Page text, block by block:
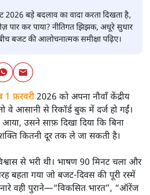
2026 बड़े बदलाव का वादा करता दिखता है,
पार कर पाया? नीतिगत झिझक, अधूरे सुधार
बजट की आलोचनात्मक समीक्षा पढ़िए।
1 फ़रवरी2026 को अपना नौवाँ केंद्रीय
वे आसानी से रिकॉर्ड बुक में दर्ज हो गईं।
उसने साफ़ दिखा दिया कि बिना
कितनी दूर तक ले जा सकती है।
से भरी थी। भाषण 90 मिनट चला और
बहता गया जो बजट‑दिवस की पूरी रस्में
वही पुराने—“विकसित भारत”, “ऑरेंज